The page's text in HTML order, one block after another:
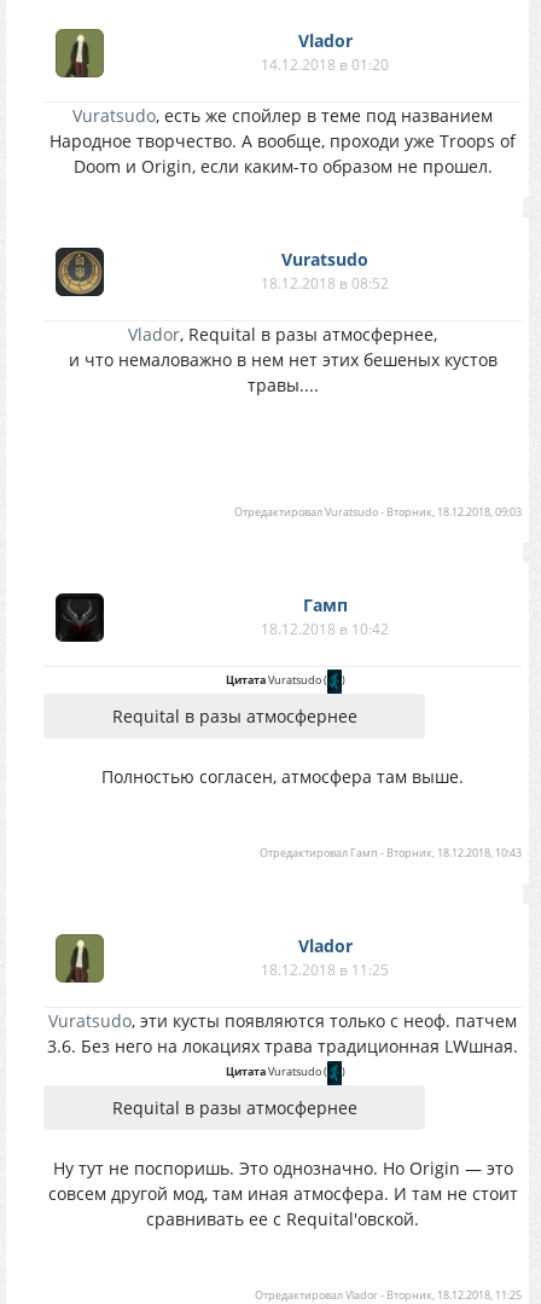
Vlador
14.12.2018 в 01:20
Vuratsudo, есть же спойлер в теме под названием
Народное творчество. А вообще, проходи уже Troops of
Doom и Origin, если каким-то образом не прошел.
Vuratsudo
18.12.2018 в 08:52
Vlador, Requital в разы атмосфернее,
и что немаловажно в нем нет этих бешеных кустов
травы....
ОтредактировалVuratsudo- Вторник, 18.12.2018, 09:03
Гамп
18.12.2018 в 10:42
ЦитатаVuratsudo( )
Requital в разы атмосфернее
Полностью согласен, атмосфера там выше.
Отредактировал Гамп - Вторник, 18.12.2018, 10:43
Vlador
18.12.2018 в 11:25
Vuratsudo, эти кусты появляются только с неоф. патчем
3.6. Без него на локациях трава традиционная LWшная.
ЦитатаVuratsudo( )
Requital в разы атмосфернее
Ну тут не поспоришь. Это однозначно. Но Origin — это
совсем другой мод, там иная атмосфера. И там не стоит
сравнивать ее с Requital'овской.
ОтредактировалVlador- Вторник, 18.12.2018, 11:25